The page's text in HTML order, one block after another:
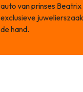
auto van prinses
exclusieve
de hand.